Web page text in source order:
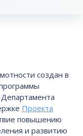
создан в
Проекта
повышению
и развитию